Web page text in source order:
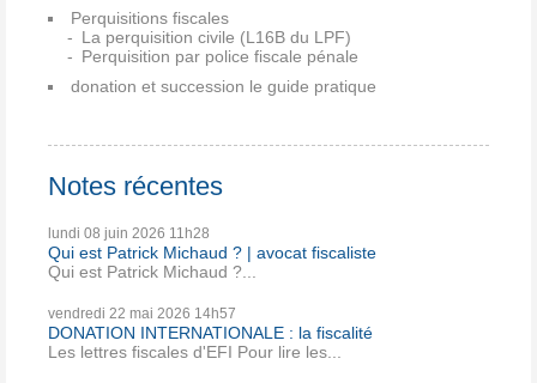
Perquisitions fiscales
La perquisition civile (L16B du LPF)
Perquisition par police fiscale pénale
donation et succession le guide pratique
Notes récentes
lundi 08 juin 2026 11h28
Qui est Patrick Michaud ? | avocat fiscaliste
Qui est Patrick Michaud ?...
vendredi 22 mai 2026 14h57
DONATION INTERNATIONALE : la fiscalité
Les lettres fiscales d'EFI Pour lire les...